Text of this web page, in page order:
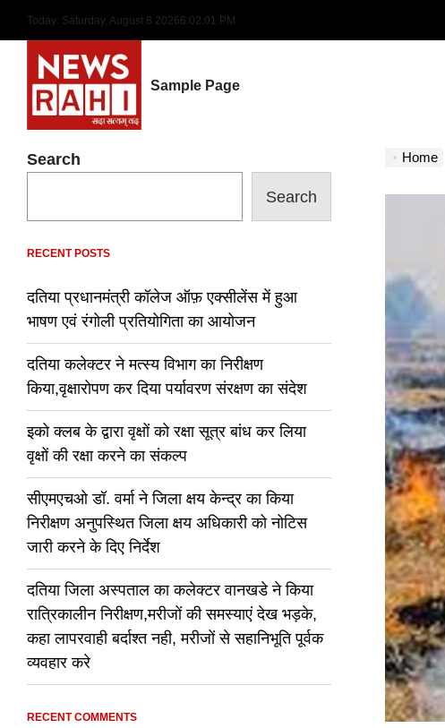
content
Today: Saturday, August 8 20266:02:02 PM
Sample Page
Home
Search
Search
RECENT POSTS
दतिया प्रधानमंत्री कॉलेज ऑफ़ एक्सीलेंस में हुआ
भाषण एवं रंगोली प्रतियोगिता का आयोजन
दतिया कलेक्टर ने मत्स्य विभाग का निरीक्षण
किया,वृक्षारोपण कर दिया पर्यावरण संरक्षण का संदेश
इको क्लब के द्वारा वृक्षों को रक्षा सूत्र बांध कर लिया
वृक्षों की रक्षा करने का संकल्प
सीएमएचओ डॉ. वर्मा ने जिला क्षय केन्द्र का किया
निरीक्षण अनुपस्थित जिला क्षय अधिकारी को नोटिस
जारी करने के दिए निर्देश
दतिया जिला अस्पताल का कलेक्टर वानखडे ने किया
रात्रिकालीन निरीक्षण,मरीजों की समस्याएं देख भड़के,
कहा लापरवाही बर्दाश्त नही, मरीजों से सहानिभूति पूर्वक
व्यवहार करे
RECENT COMMENTS